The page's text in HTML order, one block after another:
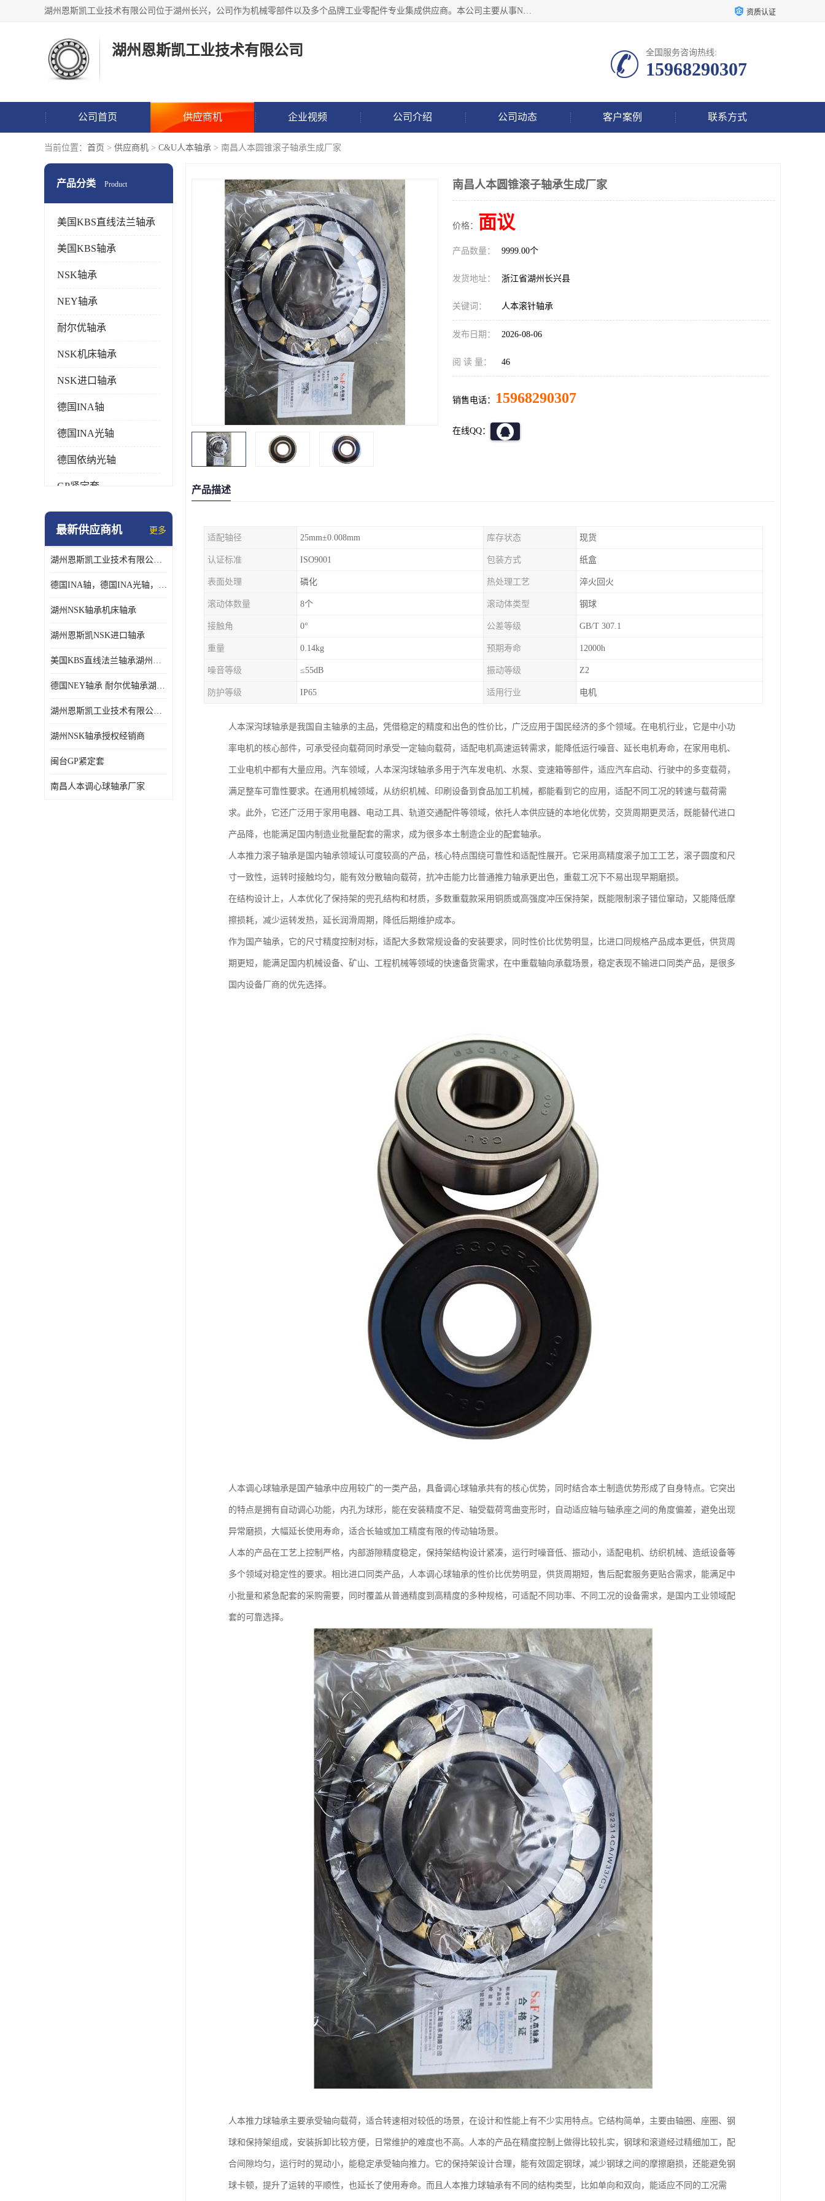
湖州恩斯凯工业技术有限公司位于湖州长兴，公司作为机械零部件以及多个品牌工业零配件专业集成供应商。本公司主要从事NSK进口轴承、SKF进口轴承、FAG进口轴承、NTN进口轴承、国产轴承：ZWZ、HRB、C&U轴承外球面轴承、导轨、丝杠、滑块、 润滑油、工业皮带及其他工业零部件的销售. 资质认证
湖州恩斯凯工业技术有限公司 全国服务咨询热线:
15968290307
公司首页 供应商机 企业视频 公司介绍 公司动态 客户案例 联系方式
当前位置： 首页 > 供应商机 > C&U人本轴承 > 南昌人本圆锥滚子轴承生成厂家
产品分类 Product
美国KBS直线法兰轴承
美国KBS轴承
NSK轴承
NEY轴承
耐尔优轴承
NSK机床轴承
NSK进口轴承
德国INA轴
德国INA光轴
德国依纳光轴
GP紧定套
SKF轴承
日本NSK进口轴承
德国INA进口轴承
最新供应商机 更多
湖州恩斯凯工业技术有限公司 湖州NSK轴承
德国INA轴，德国INA光轴，德国依纳光轴
湖州NSK轴承机床轴承
湖州恩斯凯NSK进口轴承
美国KBS直线法兰轴承湖州KBS轴承
德国NEY轴承 耐尔优轴承湖州代理商
湖州恩斯凯工业技术有限公司NSK轴承*经销商
湖州NSK轴承授权经销商
闽台GP紧定套
南昌人本调心球轴承厂家
南昌人本圆锥滚子轴承生成厂家
价格： 面议
产品数量： 9999.00个
发货地址： 浙江省湖州长兴县
关键词： 人本滚针轴承
发布日期： 2026-08-06
阅 读 量： 46
销售电话： 15968290307
在线QQ：
产品描述
适配轴径 25mm±0.008mm 库存状态 现货
认证标准 ISO9001 包装方式 纸盒
表面处理 磷化 热处理工艺 淬火回火
滚动体数量 8个 滚动体类型 钢球
接触角 0° 公差等级 GB/T 307.1
重量 0.14kg 预期寿命 12000h
噪音等级 ≤55dB 振动等级 Z2
防护等级 IP65 适用行业 电机
人本深沟球轴承是我国自主轴承的主品，凭借稳定的精度和出色的性价比，广泛应用于国民经济的多个领域。在电机行业，它是中小功
率电机的核心部件，可承受径向载荷同时承受一定轴向载荷，适配电机高速运转需求，能降低运行噪音、延长电机寿命，在家用电机、
工业电机中都有大量应用。汽车领域，人本深沟球轴承多用于汽车发电机、水泵、变速箱等部件，适应汽车启动、行驶中的多变载荷，
满足整车可靠性要求。在通用机械领域，从纺织机械、印刷设备到食品加工机械，都能看到它的应用，适配不同工况的转速与载荷需
求。此外，它还广泛用于家用电器、电动工具、轨道交通配件等领域，依托人本供应链的本地化优势，交货周期更灵活，既能替代进口
产品降，也能满足国内制造业批量配套的需求，成为很多本土制造企业的配套轴承。
人本推力滚子轴承是国内轴承领域认可度较高的产品，核心特点围绕可靠性和适配性展开。它采用高精度滚子加工工艺，滚子圆度和尺
寸一致性，运转时接触均匀，能有效分散轴向载荷，抗冲击能力比普通推力轴承更出色，重载工况下不易出现早期磨损。
在结构设计上，人本优化了保持架的兜孔结构和材质，多数重载款采用铜质或高强度冲压保持架，既能限制滚子错位窜动，又能降低摩
擦损耗，减少运转发热，延长润滑周期，降低后期维护成本。
作为国产轴承，它的尺寸精度控制对标，适配大多数常规设备的安装要求，同时性价比优势明显，比进口同规格产品成本更低，供货周
期更短，能满足国内机械设备、矿山、工程机械等领域的快速备货需求，在中重载轴向承载场景，稳定表现不输进口同类产品，是很多
国内设备厂商的优先选择。
人本调心球轴承是国产轴承中应用较广的一类产品，具备调心球轴承共有的核心优势，同时结合本土制造优势形成了自身特点。它突出
的特点是拥有自动调心功能，内孔为球形，能在安装精度不足、轴受载荷弯曲变形时，自动适应轴与轴承座之间的角度偏差，避免出现
异常磨损，大幅延长使用寿命，适合长轴或加工精度有限的传动轴场景。
人本的产品在工艺上控制严格，内部游隙精度稳定，保持架结构设计紧凑，运行时噪音低、振动小，适配电机、纺织机械、造纸设备等
多个领域对稳定性的要求。相比进口同类产品，人本调心球轴承的性价比优势明显，供货周期短，售后配套服务更贴合需求，能满足中
小批量和紧急配套的采购需要，同时覆盖从普通精度到高精度的多种规格，可适配不同功率、不同工况的设备需求，是国内工业领域配
套的可靠选择。
人本推力球轴承主要承受轴向载荷，适合转速相对较低的场景，在设计和性能上有不少实用特点。它结构简单，主要由轴圈、座圈、钢
球和保持架组成，安装拆卸比较方便，日常维护的难度也不高。人本的产品在精度控制上做得比较扎实，钢球和滚道经过精细加工，配
合间隙均匀，运行时的晃动小，能稳定承受轴向推力。它的保持架设计合理，能有效固定钢球，减少钢球之间的摩擦磨损，还能避免钢
球卡顿，提升了运转的平顺性，也延长了使用寿命。而且人本推力球轴承有不同的结构类型，比如单向和双向，能适应不同的工况需